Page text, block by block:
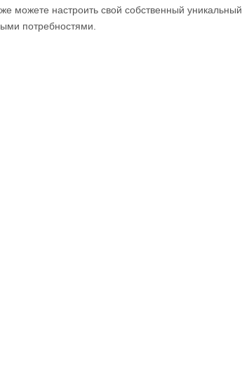
можете настроить свой собственный уникальный
потребностями.